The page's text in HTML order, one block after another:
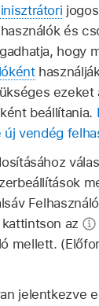
és
hogy
ezeket
beállítania.
új vendég
az
mellett.
jelentkezve